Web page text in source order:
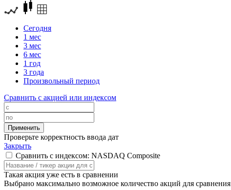
Сегодня
1 мес
3 мес
6 мес
1 год
3 года
Произвольный период
Сравнить с акцией или индексом
Проверьте корректность ввода дат
Закрыть
Сравнить с индексом: NASDAQ Composite
Такая акция уже есть в сравнении
Выбрано максимально возможное количество акций для сравнения